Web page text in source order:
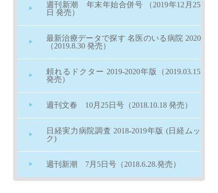
週刊新潮 年末年始合併号 （2019年12月25
日 発売）
最新治療データで探す 名医のいる病院 2020
（2019.8.30 発売）
頼れるドクター 2019-2020年版（2019.03.15
発売）
週刊文春 10月25日号（2018.10.18 発売）
日経実力病院調査 2018-2019年版 (日経ムッ
ク)
週刊新潮 7月5日号（2018.6.28.発売）